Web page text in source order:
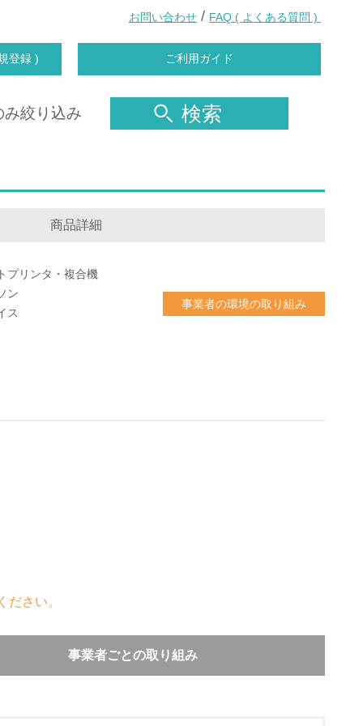
お問い合わせ / FAQ ( よくある質問 )
登録 ) ご利用ガイド
み絞り込み 検索
商品詳細
プリンタ・複合機
ン
ス
事業者の環境の取り組み
さい。
事業者ごとの取り組み